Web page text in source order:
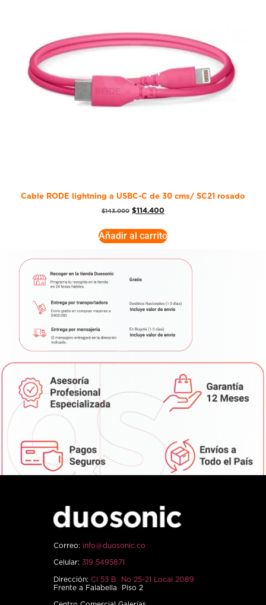
Cable RODE lightning a USBC-C de 30 cms/ SC21 rosado
$143.000 $114.400
Añadir al carrito
Correo: info@duosonic.co
Celular: 319 5495871
Dirección: Cl 53 B No 25-21 Local 2089
Frente a Falabella Piso 2